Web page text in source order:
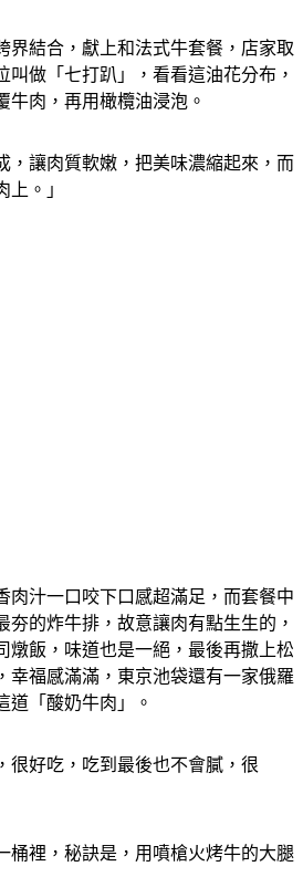
叫做「七打趴」，看看這油花分布，
牛肉，再用橄欖油浸泡。
上。」
夯的炸牛排，故意讓肉有點生生的，
燉飯，味道也是一絕，最後再撒上松
幸福感滿滿，東京池袋還有一家俄羅
道「酸奶牛肉」。